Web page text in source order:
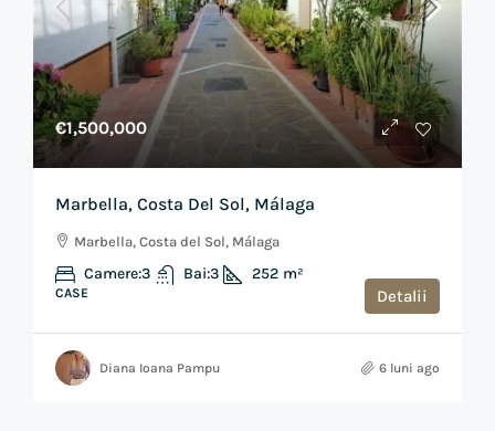
€1,500,000
Marbella, Costa Del Sol, Málaga
Marbella, Costa del Sol, Málaga
Camere:3 Bai:3 252 m²
CASE Detalii
Diana Ioana Pampu 6 luni ago